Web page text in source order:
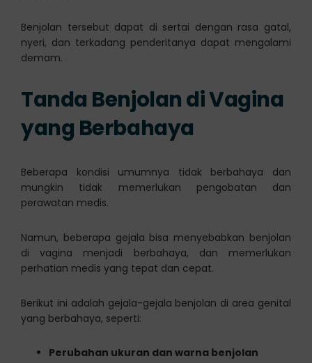
Benjolan tersebut dapat di sertai dengan rasa gatal,
nyeri, dan terkadang penderitanya dapat mengalami
demam.
Tanda Benjolan di Vagina
yang Berbahaya
Beberapa kondisi umumnya tidak berbahaya dan
mungkin tidak memerlukan pengobatan dan
perawatan medis.
Namun, beberapa gejala bisa menyebabkan benjolan
di vagina menjadi berbahaya, dan memerlukan
perhatian medis yang tepat dan cepat.
Berikut ini adalah gejala-gejala benjolan di area genital
yang berbahaya, seperti:
Perubahan ukuran dan warna benjolan